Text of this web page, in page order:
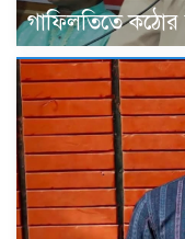
গাফিলতিতে কঠোর